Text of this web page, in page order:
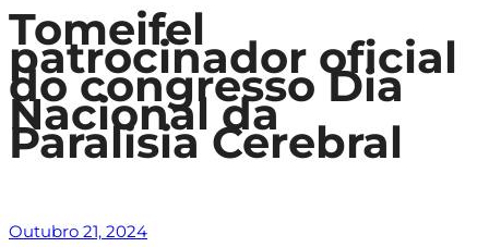
Tomeifel
patrocinador oficial
do congresso Dia
Nacional da
Paralisia Cerebral
Outubro 21, 2024